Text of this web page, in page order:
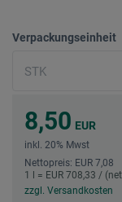
Verpackungseinheit
8,50 EUR
inkl. 20% Mwst
Nettopreis: EUR 7,08
1 l = EUR 708,33 /
zzgl. Versandkosten